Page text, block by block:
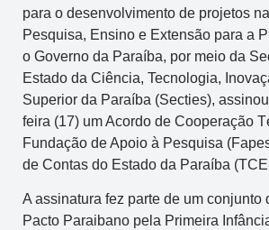
para o desenvolvimento de projetos
Pesquisa, Ensino e Extensão para a
o Governo da Paraíba, por meio da
Estado da Ciência, Tecnologia,
Superior da Paraíba (Secties),
feira (17) um Acordo de Cooperação
Fundação de Apoio à Pesquisa
de Contas do Estado da Paraíba
A assinatura fez parte de um conjunto
Pacto Paraibano pela Primeira